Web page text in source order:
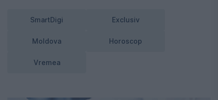
SmartDigi Exclusiv
Moldova Horoscop
Vremea